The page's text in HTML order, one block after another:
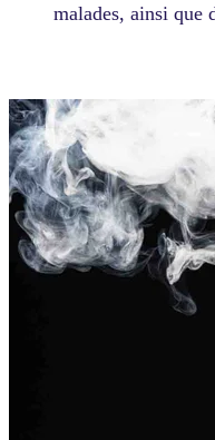
malades, ainsi que